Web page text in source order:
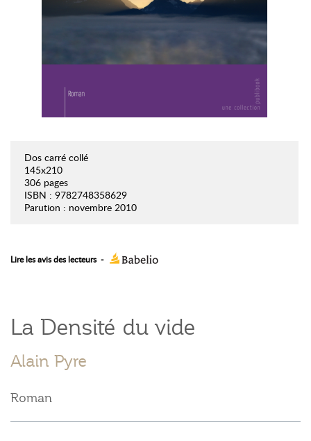
Dos carré collé
145x210
306 pages
ISBN : 9782748358629
Parution : novembre 2010
Lire les avis des lecteurs -
La Densité du vide
Alain Pyre
Roman